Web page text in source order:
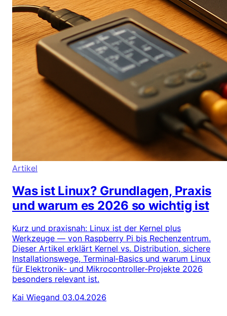
Artikel
Was ist Linux? Grundlagen, Praxis
und warum es 2026 so wichtig ist
Kurz und praxisnah: Linux ist der Kernel plus
Werkzeuge — von Raspberry Pi bis Rechenzentrum.
Dieser Artikel erklärt Kernel vs. Distribution, sichere
Installationswege, Terminal‑Basics und warum Linux
für Elektronik‑ und Mikrocontroller‑Projekte 2026
besonders relevant ist.
Kai Wiegand 03.04.2026